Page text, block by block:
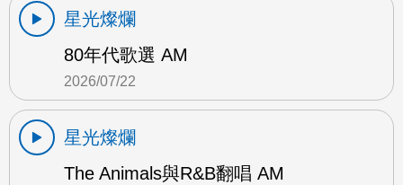
星光燦爛
80年代歌選 AM
2026/07/22
星光燦爛
The Animals與R&B翻唱 AM